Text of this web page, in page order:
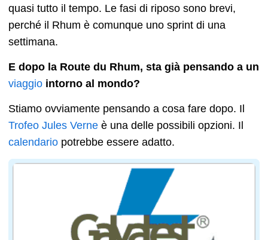
quasi tutto il tempo. Le fasi di riposo sono brevi,
perché il Rhum è comunque uno sprint di una
settimana.
E dopo la Route du Rhum, sta già pensando a un
viaggio intorno al mondo?
Stiamo ovviamente pensando a cosa fare dopo. Il
Trofeo Jules Verne è una delle possibili opzioni. Il
calendario potrebbe essere adatto.